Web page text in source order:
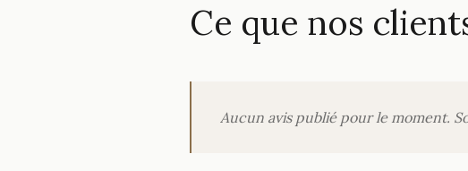
Ce que nos
Aucun avis publié pour le moment.